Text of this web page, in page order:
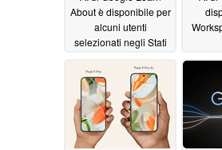
About è disponibile per
alcuni utenti
selezionati negli Stati
11/12/2024